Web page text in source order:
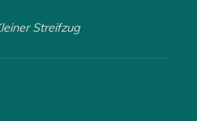
Streifzug